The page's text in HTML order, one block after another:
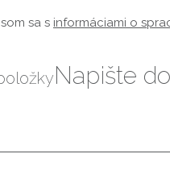
sa s informáciami o
Napište